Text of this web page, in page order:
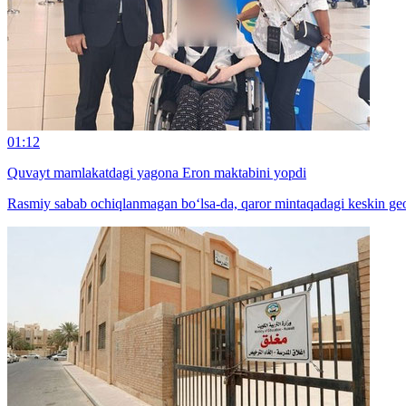
01:12
Quvayt mamlakatdagi yagona Eron maktabini yopdi
Rasmiy sabab ochiqlanmagan bo‘lsa-da, qaror mintaqadagi keskin